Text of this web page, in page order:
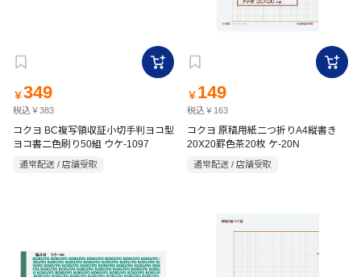
￥349
税込￥383
コクヨ BC複写領収証小切手判ヨコ型
ヨコ書二色刷り50組 ウケ-1097
通常配送 / 店舗受取
￥ 149
税込￥163
コクヨ 原稿用紙二つ折りA4縦書き
20X20罫色茶20枚 ケ-20N
通常配送 / 店舗受取